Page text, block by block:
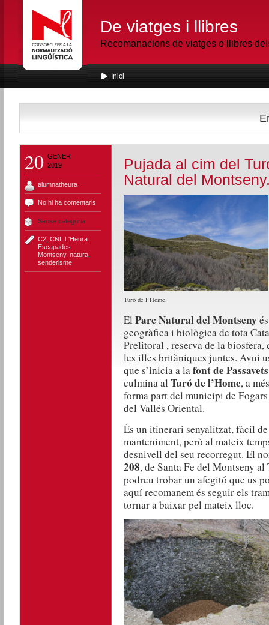
De viatges i llibres
Recomanacions de viatges o llibres
Inici
20 GENER
2019
alumnatheura
No hi ha comentaris
Sense categoria
C2, CNL L'Heura,
Escapades
Montseny, natura,
senderisme
Pujada al cim del
Natural del
Turó de l’Home.
El Parc Natural del Montseny
geogràfica i biològica de tota
Prelitoral , reserva de la biosfera,
les illes britàniques juntes. Avui
que s’inicia a lafont de Passavets
culmina al Turó de l’Home, a
forma part del municipi de
del Vallés Oriental.
És un itinerari senyalitzat, fàcil
manteniment, però al mateix
desnivell del seu recorregut. El
208, de Santa Fe del Montseny
podreu trobar un afegitó que us
aquí recomanem és seguir els
tornar a baixar pel mateix lloc.